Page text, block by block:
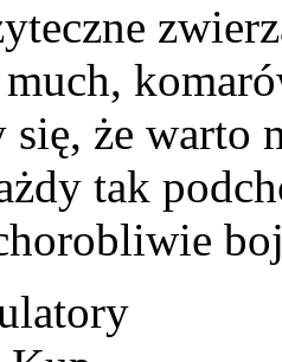
much,
się, że
tak